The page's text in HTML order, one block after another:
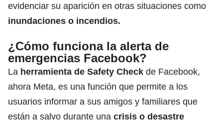
evidenciar su aparición en otras situaciones como
inundaciones o incendios.
¿Cómo funciona la alerta de
emergencias Facebook?
La herramienta de Safety Check de Facebook,
ahora Meta, es una función que permite a los
usuarios informar a sus amigos y familiares que
están a salvo durante una crisis o desastre